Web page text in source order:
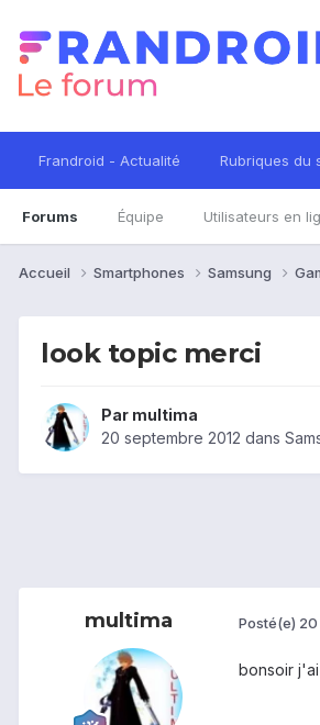
Frandroid - Actualité Rubriques du
Forums Équipe Utilisateurs en
Accueil Smartphones Samsung
look topic merci
Par multima
20 septembre 2012 dans
multima Posté(e) 20
bonsoir